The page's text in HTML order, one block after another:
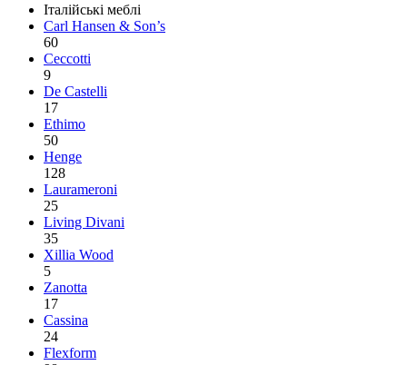
Італійські меблі
Carl Hansen & Son’s
60
Ceccotti
9
De Castelli
17
Ethimo
50
Henge
128
Laurameroni
25
Living Divani
35
Xillia Wood
5
Zanotta
17
Cassina
24
Flexform